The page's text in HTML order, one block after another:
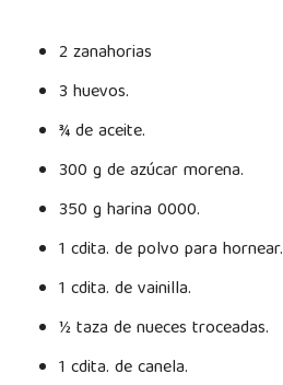
2 zanahorias
3 huevos.
¾ de aceite.
300 g de azúcar morena.
350 g harina 0000.
1 cdita. de polvo para hornear.
1 cdita. de vainilla.
½ taza de nueces troceadas.
1 cdita. de canela.